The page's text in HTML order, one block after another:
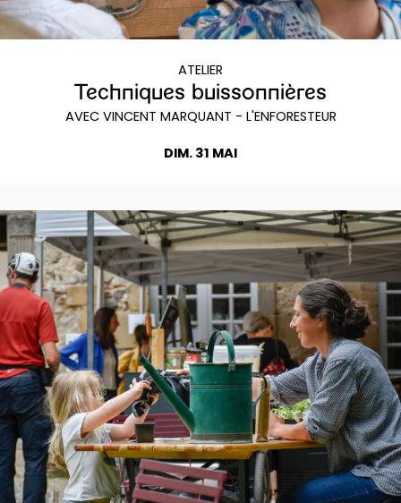
ATELIER
Techniques buissonnières
AVEC VINCENT MARQUANT - L'ENFORESTEUR
DIM. 31 MAI